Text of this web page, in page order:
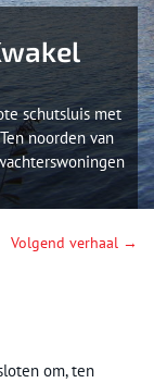
schutsluis met
noorden van
Volgend verhaal →
om, ten